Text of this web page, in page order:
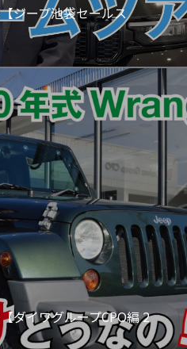
ジープ池袋セールス
ダイワグループCPO編 2